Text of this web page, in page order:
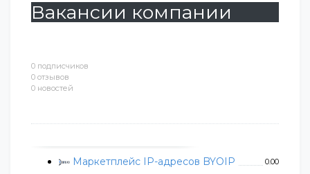
0 подписчиков
0 отзывов
0 новостей
Маркетплейс IP-адресов BYOIP 0.00
Вакансии компании